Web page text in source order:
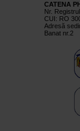
CATENA
Nr.
CUI: RO
Adresă
Banat nr.2